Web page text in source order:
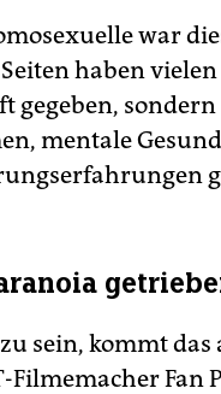
war
haben
gegeben,
mentale
sein, kommt
Filmemacher Fan